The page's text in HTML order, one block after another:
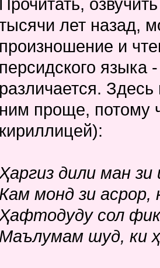
лет назад,
произношение и
персидского языка
различается.
ним проще, потому
кириллицей):
дили ман
Кам монд зи
сол
Маълумам шуд, ки